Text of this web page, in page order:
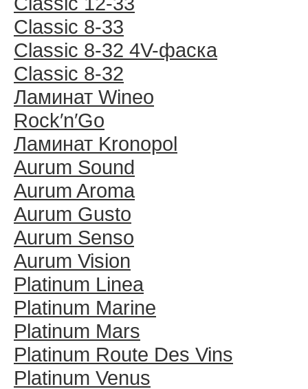
Classic 8-33
Classic 8-32 4V-фаска
Classic 8-32
Ламинат Wineo
Rock′n′Go
Ламинат Kronopol
Aurum Sound
Aurum Aroma
Aurum Gusto
Aurum Senso
Aurum Vision
Platinum Linea
Platinum Marine
Platinum Mars
Platinum Route Des Vins
Platinum Venus